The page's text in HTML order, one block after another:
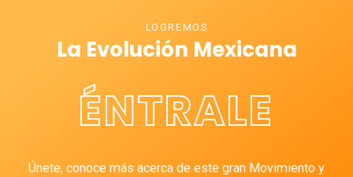
LOGREMOS
La Evolución Mexicana
ÉNTRALE
Únete, conoce más acerca de este gran Movimiento y